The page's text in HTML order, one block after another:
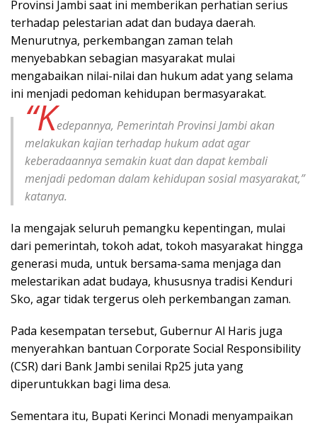
Provinsi Jambi saat ini memberikan perhatian serius
terhadap pelestarian adat dan budaya daerah.
Menurutnya, perkembangan zaman telah
menyebabkan sebagian masyarakat mulai
mengabaikan nilai-nilai dan hukum adat yang selama
ini menjadi pedoman kehidupan bermasyarakat.
“Kedepannya, Pemerintah Provinsi Jambi akan
melakukan kajian terhadap hukum adat agar
keberadaannya semakin kuat dan dapat kembali
menjadi pedoman dalam kehidupan sosial masyarakat,”
katanya.
Ia mengajak seluruh pemangku kepentingan, mulai
dari pemerintah, tokoh adat, tokoh masyarakat hingga
generasi muda, untuk bersama-sama menjaga dan
melestarikan adat budaya, khususnya tradisi Kenduri
Sko, agar tidak tergerus oleh perkembangan zaman.
Pada kesempatan tersebut, Gubernur Al Haris juga
menyerahkan bantuan Corporate Social Responsibility
(CSR) dari Bank Jambi senilai Rp25 juta yang
diperuntukkan bagi lima desa.
Sementara itu, Bupati Kerinci Monadi menyampaikan